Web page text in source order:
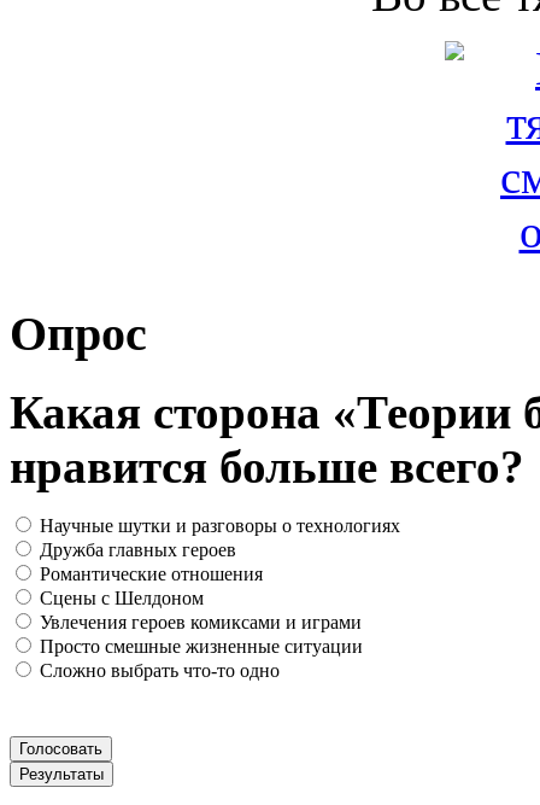
Опрос
Какая сторона
нравится больше всего?
Научные шутки и разговоры о технологиях
Дружба главных героев
Романтические отношения
Сцены с Шелдоном
Увлечения героев комиксами и играми
Просто смешные жизненные ситуации
Сложно выбрать что-то одно